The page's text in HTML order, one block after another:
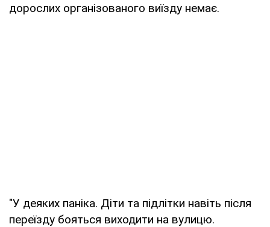
дорослих організованого виїзду немає.
"У деяких паніка. Діти та підлітки навіть після
переїзду бояться виходити на вулицю.